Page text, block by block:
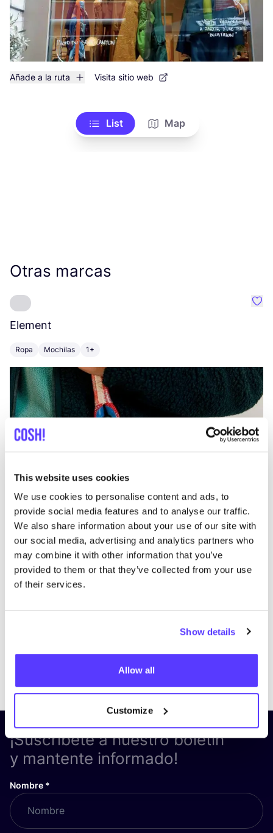
This website uses cookies
We use cookies to personalise content and ads, to
provide social media features and to analyse our traffic.
We also share information about your use of our site with
our social media, advertising and analytics partners who
may combine it with other information that you’ve
provided to them or that they’ve collected from your use
of their services.
Show details
Allow all
Customize
Añade a la ruta Visita sitio web
List Map
Otras marcas
Element
Ropa Mochilas 1+
¡Suscríbete a nuestro boletín
y mantente informado!
Nombre *